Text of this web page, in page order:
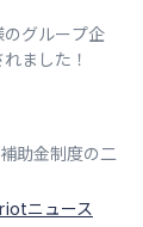
グループ企
ました！
助金制度の二
ニュース